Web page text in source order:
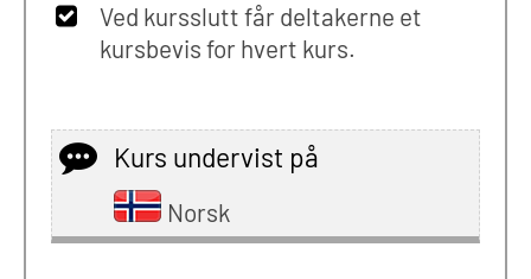
Ved kursslutt får deltakerne et
kursbevis for hvert kurs.
Kurs undervist på
Norsk